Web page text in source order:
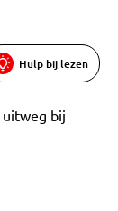
Hulp bij lezen
uitweg bij